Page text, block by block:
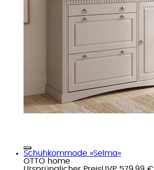
Schuhkommode »Selma«
OTTO home